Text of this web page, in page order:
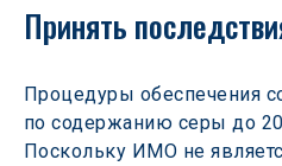
Принять
Процедуры обеспечения
по содержанию серы до
Поскольку ИМО не